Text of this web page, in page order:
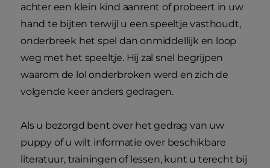
achter een klein kind aanrent of probeert in uw
hand te bijten terwijl u een speeltje vasthoudt,
onderbreek het spel dan onmiddellijk en loop
weg met het speeltje. Hij zal snel begrijpen
waarom de lol onderbroken werd en zich de
volgende keer anders gedragen.
Als u bezorgd bent over het gedrag van uw
puppy of u wilt informatie over beschikbare
literatuur, trainingen of lessen, kunt u terecht bij